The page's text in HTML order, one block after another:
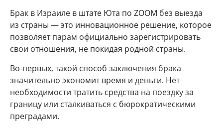
Брак в Израиле в штате Юта по ZOOM без выезда
из страны — это инновационное решение, которое
позволяет парам официально зарегистрировать
свои отношения, не покидая родной страны.
Во-первых, такой способ заключения брака
значительно экономит время и деньги. Нет
необходимости тратить средства на поездку за
границу или сталкиваться с бюрократическими
преградами.